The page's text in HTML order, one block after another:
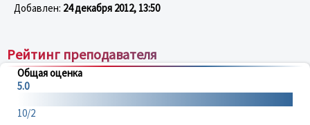
Добавлен: 24 декабря 2012, 13:50
Рейтинг преподавателя
Общая оценка
5.0
10/2